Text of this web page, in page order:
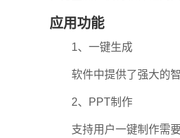
应用功能
1、一键生成
软件中提供了强大的智
2、PPT制作
支持用户一键制作需要